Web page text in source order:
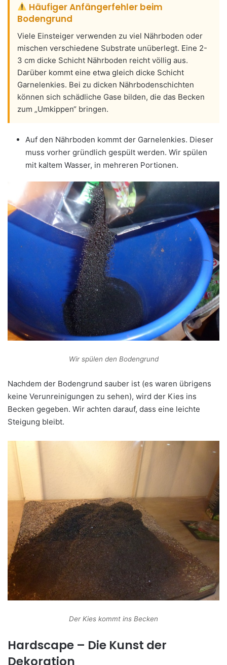
Häufiger Anfängerfehler beim
Bodengrund
Viele Einsteiger verwenden zu viel Nährboden oder
mischen verschiedene Substrate unüberlegt. Eine 2-
3 cm dicke Schicht Nährboden reicht völlig aus.
Darüber kommt eine etwa gleich dicke Schicht
Garnelenkies. Bei zu dicken Nährbodenschichten
können sich schädliche Gase bilden, die das Becken
zum „Umkippen“ bringen.
Auf den Nährboden kommt der Garnelenkies. Dieser
muss vorher gründlich gespült werden. Wir spülen
mit kaltem Wasser, in mehreren Portionen.
Wir spülen den Bodengrund
Nachdem der Bodengrund sauber ist (es waren übrigens
keine Verunreinigungen zu sehen), wird der Kies ins
Becken gegeben. Wir achten darauf, dass eine leichte
Steigung bleibt.
Der Kies kommt ins Becken
Hardscape – Die Kunst der
Dekoration